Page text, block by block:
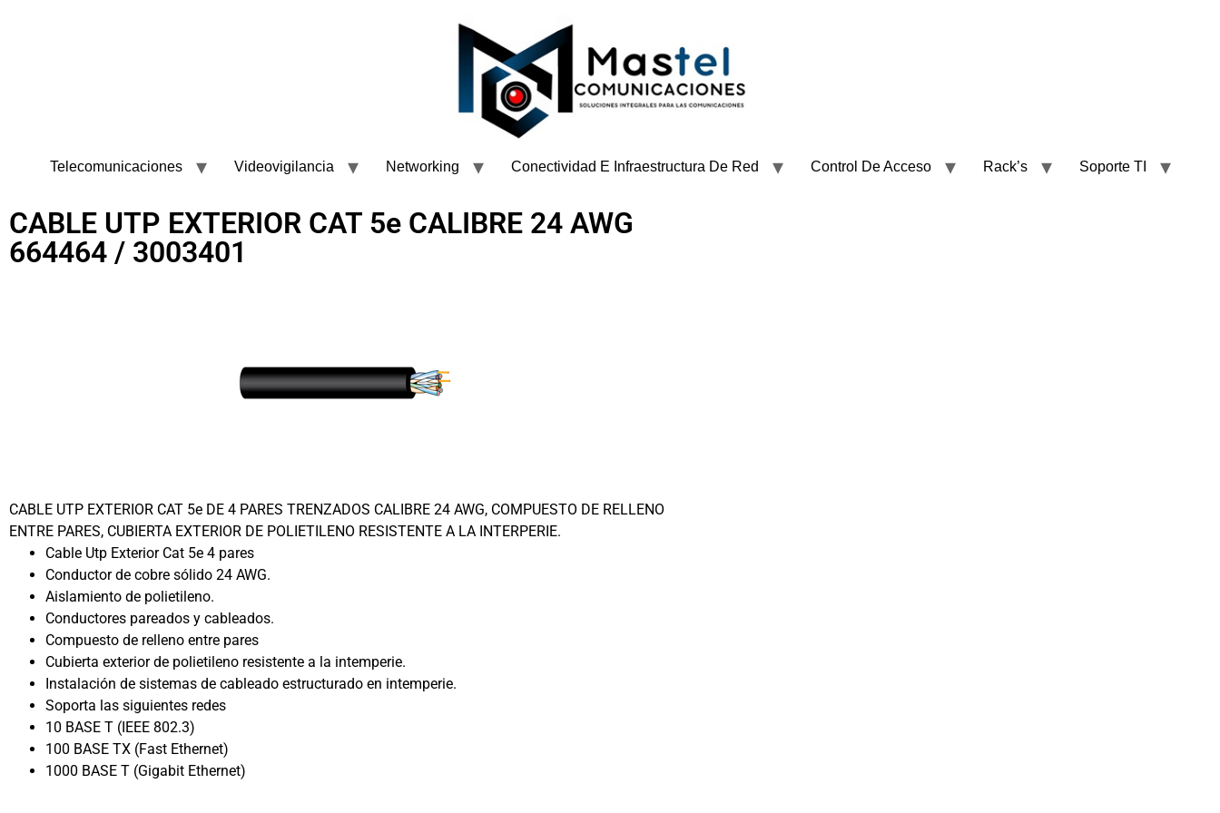
Telecomunicaciones Videovigilancia Networking Conectividad E Infraestructura De Red Control De Acceso Rack’s Soporte TI
CABLE UTP EXTERIOR CAT 5e CALIBRE 24 AWG
664464 / 3003401
CABLE UTP EXTERIOR CAT 5e DE 4 PARES TRENZADOS CALIBRE 24 AWG, COMPUESTO DE RELLENO
ENTRE PARES, CUBIERTA EXTERIOR DE POLIETILENO RESISTENTE A LA INTERPERIE.
Cable Utp Exterior Cat 5e 4 pares
Conductor de cobre sólido 24 AWG.
Aislamiento de polietileno.
Conductores pareados y cableados.
Compuesto de relleno entre pares
Cubierta exterior de polietileno resistente a la intemperie.
Instalación de sistemas de cableado estructurado en intemperie.
Soporta las siguientes redes
10 BASE T (IEEE 802.3)
100 BASE TX (Fast Ethernet)
1000 BASE T (Gigabit Ethernet)